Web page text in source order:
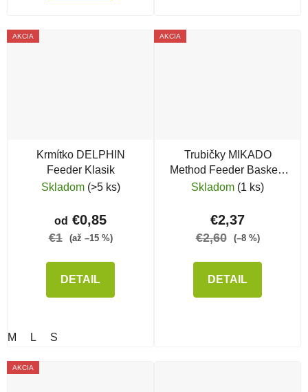
AKCIA
Krmítko DELPHIN
Feeder Klasik
Skladom (>5 ks)
od €0,85
€1 (až –15 %)
DETAIL
M L S
AKCIA
Trubičky MIKADO
Method Feeder Baskets
pre krmítka
Skladom (1 ks)
€2,37
€2,60 (–8 %)
DETAIL
AKCIA